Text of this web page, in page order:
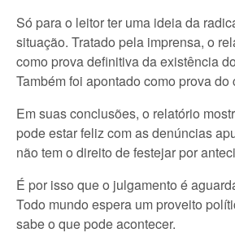
Só para o leitor ter uma ideia da
situação. Tratado pela imprensa, o
como prova definitiva da existência
Também foi apontado como prova do
Em suas conclusões, o relatório
pode estar feliz com as denúncias
não tem o direito de festejar por
É por isso que o julgamento é
Todo mundo espera um proveito
sabe o que pode acontecer.